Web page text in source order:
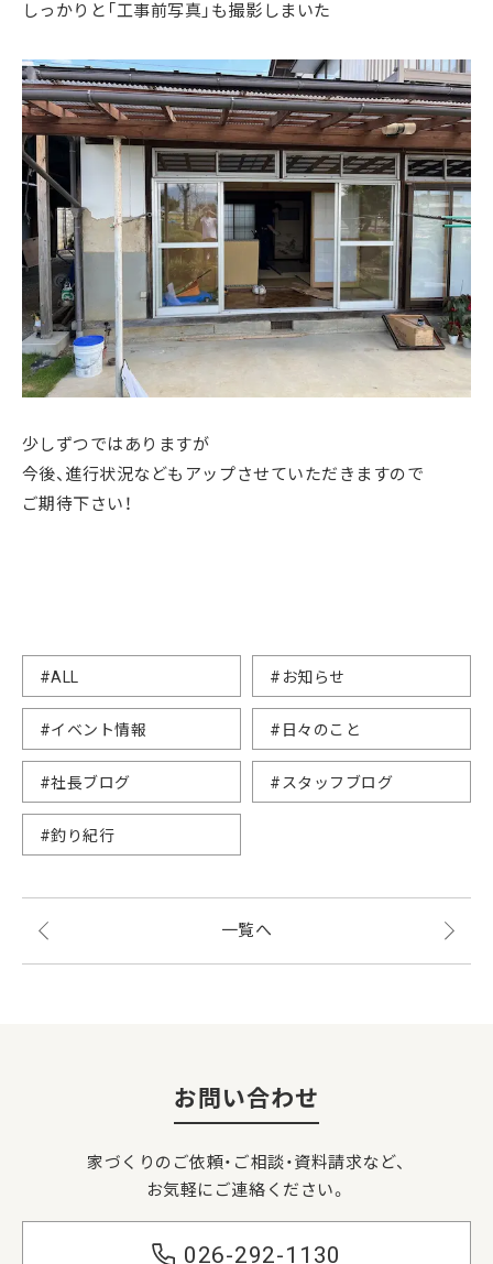
しっかりと「工事前写真」も撮影しまいた
少しずつではありますが
今後、進行状況などもアップさせていただきますので
ご期待下さい！
#ALL #お知らせ
#イベント情報 #日々のこと
#社長ブログ #スタッフブログ
#釣り紀行
一覧へ
お問い合わせ
家づくりのご依頼・ご相談・資料請求など、
お気軽にご連絡ください。
026-292-1130